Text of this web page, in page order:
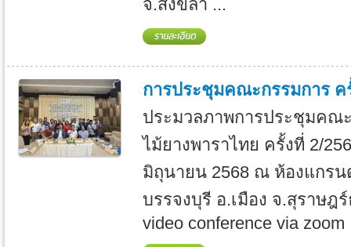
จ.สงขลา ...
การประชุมคณะกรรมการ ค
ประมวลภาพการประชุมคณ
ไม้ยางพาราไทย ครั้งที่ 2/
มิถุนายน 2568 ณ ห้องแกรน
บรรจงบุรี อ.เมือง จ.สุราษฎ
video conference via zoom